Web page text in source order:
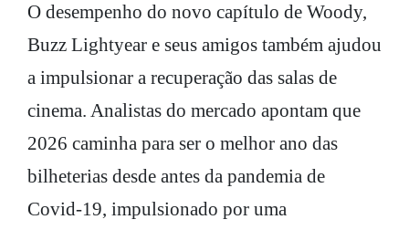
O desempenho do novo capítulo de Woody,
Buzz Lightyear e seus amigos também ajudou
a impulsionar a recuperação das salas de
cinema. Analistas do mercado apontam que
2026 caminha para ser o melhor ano das
bilheterias desde antes da pandemia de
Covid-19, impulsionado por uma